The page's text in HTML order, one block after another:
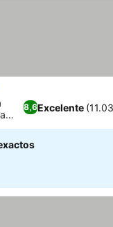
8,6Excelente